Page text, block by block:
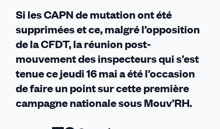
faire
!
Si les CAPN de mutation ont été
supprimées et ce, malgré l’opposition
de la CFDT, la réunion post-
mouvement des inspecteurs qui s’est
tenue ce jeudi 16 mai a été l’occasion
de faire un point sur cette première
campagne nationale sous Mouv’RH.